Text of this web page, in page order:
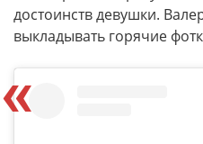
достоинств девушки.
выкладывать горячие